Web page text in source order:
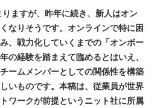
ますが、昨年に続き、新人はオン
なりそうです。オンラインで特に困
、戦力化していくまでの「オンボー
の経験を踏まえて臨めるとはいえ、
ームメンバーとしての関係性を構築
いものです。本稿は、従業員が世界
ワークが前提というニット社に所属